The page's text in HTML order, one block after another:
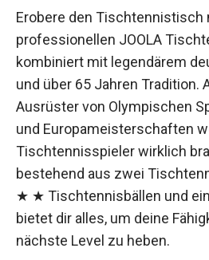
professionellen JOOLA
kombiniert mit legendärem
und über 65 Jahren Tradition.
Ausrüster von Olympischen
und Europameisterschaften
Tischtennisspieler wirklich
bestehend aus zwei
★ ★ ★ Tischtennisbällen und
Hülle, bietet dir alles, um
das nächste Level zu heben.